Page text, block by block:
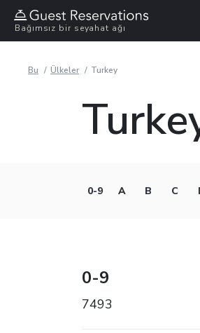
Bağımsız bir seyahat ağı
Bu Ülkeler Turkey
0-9 A B C
0-9
7493